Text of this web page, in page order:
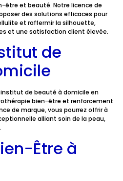
être et beauté. Notre licence de
des solutions efficaces pour
et raffermir la silhouette,
et une satisfaction client élevée.
de
institut de beauté à domicile en
bien-être et renforcement
de marque, vous pourrez offrir à
alliant soin de la peau,
Être à